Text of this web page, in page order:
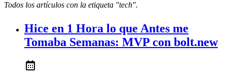
Todos los artículos con la etiqueta "tech".
Hice en 1 Hora lo que Antes me
Tomaba Semanas: MVP con bolt.new